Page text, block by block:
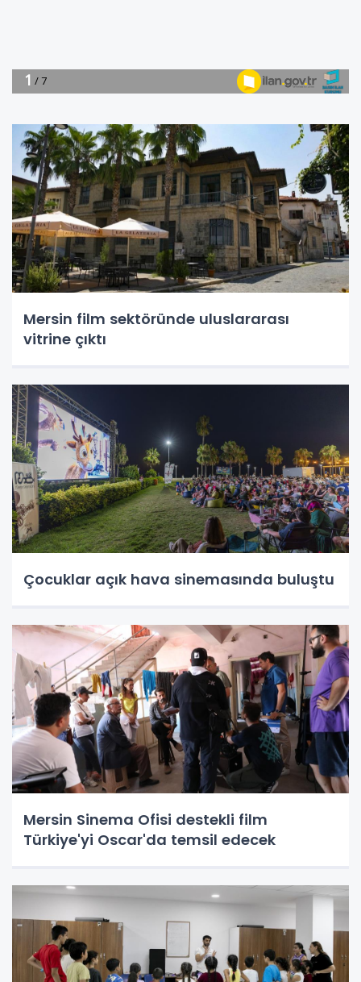
Mersin film sektöründe uluslararası
vitrine çıktı
Çocuklar açık hava sinemasında buluştu
Mersin Sinema Ofisi destekli film
Türkiye'yi Oscar'da temsil edecek